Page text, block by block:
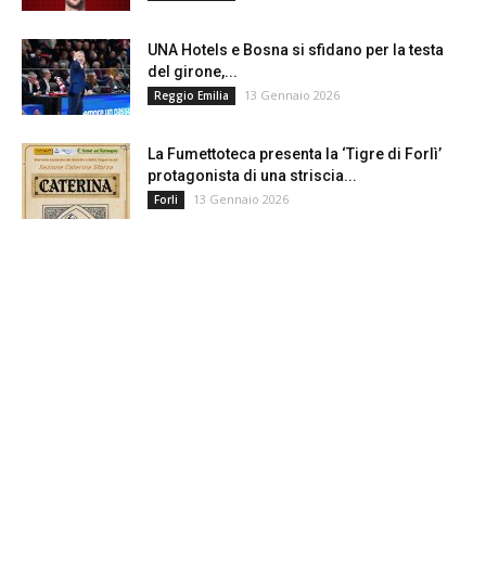
UNA Hotels e Bosna si sfidano per la testa
del girone,...
Reggio Emilia 13 Gennaio 2026
La Fumettoteca presenta la ‘Tigre di Forlì’
protagonista di una striscia...
Forli 13 Gennaio 2026